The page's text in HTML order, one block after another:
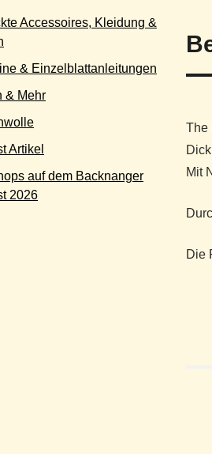
The
Mit
Die
Accessoires, Kleidung &
& Einzelblattanleitungen
& Mehr
Artikel
auf dem Backnanger
2026